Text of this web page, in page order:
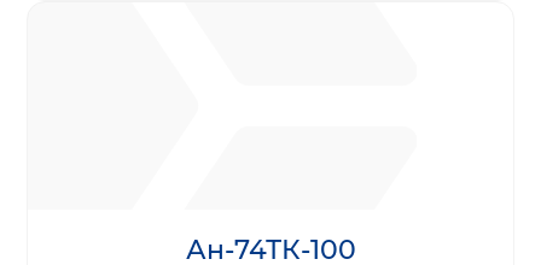
Ан-74ТК-100